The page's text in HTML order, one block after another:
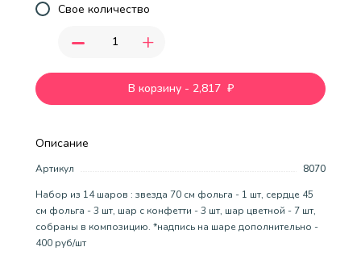
Описание
Артикул
8070
Набор из 14 шаров : звезда 70 см фольга - 1 шт, сердце 45
см фольга - 3 шт, шар с конфетти - 3 шт, шар цветной - 7 шт,
собраны в композицию. *надпись на шаре дополнительно -
400 руб/шт
Свое количество
- +
В корзину - 2,817 ₽